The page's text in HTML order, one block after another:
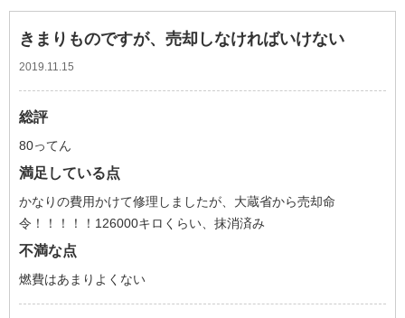
きまりものですが、売却しなければいけない
2019.11.15
総評
80ってん
満足している点
かなりの費用かけて修理しましたが、大蔵省から売却命
令！！！！！126000キロくらい、抹消済み
不満な点
燃費はあまりよくない